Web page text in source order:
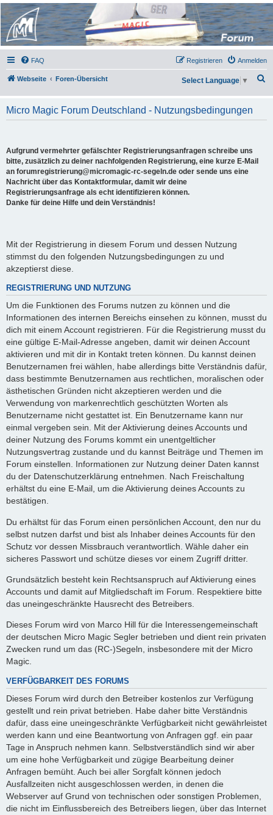
Micro Magic Forum
Deutschland
FAQ Anmelden
Registrieren
Webseite Foren-Übersicht
h
Select Language ▼
Micro Magic Forum Deutschland - Nutzungsbedingungen
Aufgrund vermehrter gefälschter Registrierungsanfragen schreibe uns
bitte, zusätzlich zu deiner nachfolgenden Registrierung, eine kurze E-Mail
an forumregistrierung@micromagic-rc-segeln.de oder sende uns eine
Nachricht über das Kontaktformular, damit wir deine
Registrierungsanfrage als echt identifizieren können.
Danke für deine Hilfe und dein Verständnis!
Mit der Registrierung in diesem Forum und dessen Nutzung
stimmst du den folgenden Nutzungsbedingungen zu und
akzeptierst diese.
REGISTRIERUNG UND NUTZUNG
Um die Funktionen des Forums nutzen zu können und die
Informationen des internen Bereichs einsehen zu können, musst du
dich mit einem Account registrieren. Für die Registrierung musst du
eine gültige E-Mail-Adresse angeben, damit wir deinen Account
aktivieren und mit dir in Kontakt treten können. Du kannst deinen
Benutzernamen frei wählen, habe allerdings bitte Verständnis dafür,
dass bestimmte Benutzernamen aus rechtlichen, moralischen oder
ästhetischen Gründen nicht akzeptieren werden und die
Verwendung von markenrechtlich geschützten Worten als
Benutzername nicht gestattet ist. Ein Benutzername kann nur
einmal vergeben sein. Mit der Aktivierung deines Accounts und
deiner Nutzung des Forums kommt ein unentgeltlicher
Nutzungsvertrag zustande und du kannst Beiträge und Themen im
Forum einstellen. Informationen zur Nutzung deiner Daten kannst
du der Datenschutzerklärung entnehmen. Nach Freischaltung
erhältst du eine E-Mail, um die Aktivierung deines Accounts zu
bestätigen.
Du erhältst für das Forum einen persönlichen Account, den nur du
selbst nutzen darfst und bist als Inhaber deines Accounts für den
Schutz vor dessen Missbrauch verantwortlich. Wähle daher ein
sicheres Passwort und schütze dieses vor einem Zugriff dritter.
Grundsätzlich besteht kein Rechtsanspruch auf Aktivierung eines
Accounts und damit auf Mitgliedschaft im Forum. Respektiere bitte
das uneingeschränkte Hausrecht des Betreibers.
Dieses Forum wird von Marco Hill für die Interessengemeinschaft
der deutschen Micro Magic Segler betrieben und dient rein privaten
Zwecken rund um das (RC-)Segeln, insbesondere mit der Micro
Magic.
VERFÜGBARKEIT DES FORUMS
Dieses Forum wird durch den Betreiber kostenlos zur Verfügung
gestellt und rein privat betrieben. Habe daher bitte Verständnis
dafür, dass eine uneingeschränkte Verfügbarkeit nicht gewährleistet
werden kann und eine Beantwortung von Anfragen ggf. ein paar
Tage in Anspruch nehmen kann. Selbstverständlich sind wir aber
um eine hohe Verfügbarkeit und zügige Bearbeitung deiner
Anfragen bemüht. Auch bei aller Sorgfalt können jedoch
Ausfallzeiten nicht ausgeschlossen werden, in denen die
Webserver auf Grund von technischen oder sonstigen Problemen,
die nicht im Einflussbereich des Betreibers liegen, über das Internet